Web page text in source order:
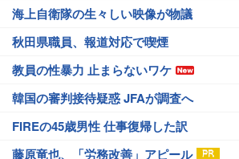
海上自衛隊の生々しい映像が物議
秋田県職員、報道対応で喫煙
教員の性暴力 止まらないワケ
韓国の審判接待疑惑 JFAが調査へ
FIREの45歳男性 仕事復帰した訳
藤原竜也、「労務改善」アピール